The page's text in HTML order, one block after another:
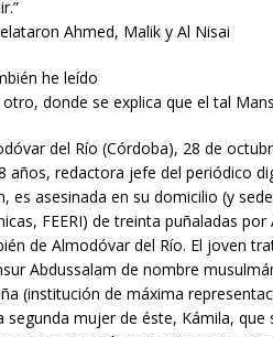
Ahmed, Malik y Al Nisai
he leído
donde se explica que el tal
del Río (Córdoba), 28 de
años, redactora jefe del periódico
es asesinada en su domicilio (y
FEERI) de treinta puñaladas
de Almodóvar del Río. El joven
Abdussalam de nombre
(institución de máxima
segunda mujer de éste, Kámila,